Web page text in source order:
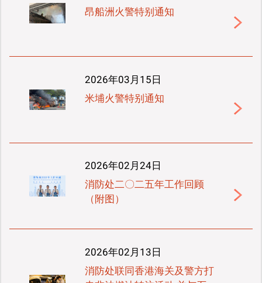
昂船洲火警特别通知
2026年03月15日
米埔火警特别通知
2026年02月24日
消防处二〇二五年工作回顾
（附图）
2026年02月13日
消防处联同香港海关及警方打